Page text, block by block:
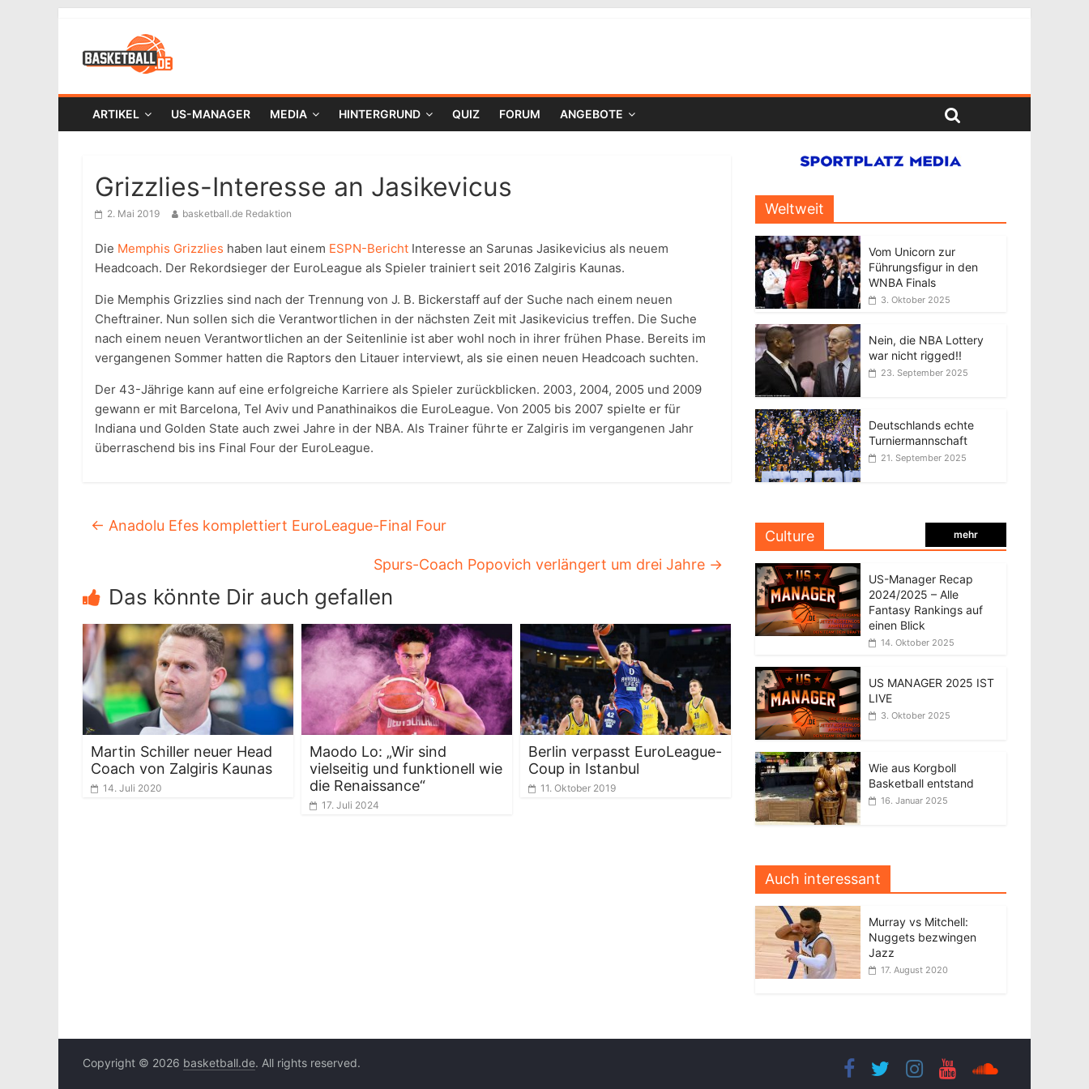
ARTIKEL US-MANAGER MEDIA HINTERGRUND QUIZ FORUM ANGEBOTE
Grizzlies-Interesse an Jasikevicus
2. Mai 2019 basketball.de Redaktion
Die Memphis Grizzlies haben laut einem ESPN-Bericht Interesse an Sarunas Jasikevicius als neuem
Headcoach. Der Rekordsieger der EuroLeague als Spieler trainiert seit 2016 Zalgiris Kaunas.
Die Memphis Grizzlies sind nach der Trennung von J. B. Bickerstaff auf der Suche nach einem neuen
Cheftrainer. Nun sollen sich die Verantwortlichen in der nächsten Zeit mit Jasikevicius treffen. Die Suche
nach einem neuen Verantwortlichen an der Seitenlinie ist aber wohl noch in ihrer frühen Phase. Bereits im
vergangenen Sommer hatten die Raptors den Litauer interviewt, als sie einen neuen Headcoach suchten.
Der 43-Jährige kann auf eine erfolgreiche Karriere als Spieler zurückblicken. 2003, 2004, 2005 und 2009
gewann er mit Barcelona, Tel Aviv und Panathinaikos die EuroLeague. Von 2005 bis 2007 spielte er für
Indiana und Golden State auch zwei Jahre in der NBA. Als Trainer führte er Zalgiris im vergangenen Jahr
überraschend bis ins Final Four der EuroLeague.
← Anadolu Efes komplettiert EuroLeague-Final Four
Spurs-Coach Popovich verlängert um drei Jahre →
Das könnte Dir auch gefallen
Martin Schiller neuer Head
Coach von Zalgiris Kaunas
14. Juli 2020
Maodo Lo: „Wir sind
vielseitig und funktionell wie
die Renaissance“
17. Juli 2024
Berlin verpasst EuroLeague-
Coup in Istanbul
11. Oktober 2019
Weltweit
Vom Unicorn zur
Führungsfigur in den
WNBA Finals
3. Oktober 2025
Nein, die NBA Lottery
war nicht rigged!!
23. September 2025
Deutschlands echte
Turniermannschaft
21. September 2025
Culture mehr
US-Manager Recap
2024/2025 – Alle
Fantasy Rankings auf
einen Blick
14. Oktober 2025
US MANAGER 2025 IST
LIVE
3. Oktober 2025
Wie aus Korgboll
Basketball entstand
16. Januar 2025
Auch interessant
Murray vs Mitchell:
Nuggets bezwingen
Jazz
17. August 2020
Copyright © 2026 basketball.de. All rights reserved.